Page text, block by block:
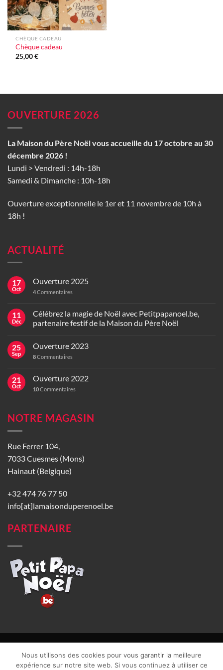
CHÈQUE CADEAU
Chèque cadeau
25,00€
OUVERTURE 2026
La Maison du Père Noël vous accueille du 17 octobre au 30
décembre 2026 !
Lundi > Vendredi : 14h-18h
Samedi & Dimanche : 10h-18h
Ouverture exceptionnelle le 1er et 11 novembre de 10h à
18h !
ACTUALITÉ
17
Oct
Ouverture 2025
4Commentaires
11
Déc
Célébrez la magie de Noël avec Petitpapanoel.be,
partenaire festif de la Maison du Père Noël
25
Sep
Ouverture 2023
8Commentaires
21
Oct
Ouverture 2022
10Commentaires
NOTRE MAGASIN
Rue Ferrer 104,
7033 Cuesmes (Mons)
Hainaut (Belgique)
+32 474 76 77 50
info[at]lamaisonduperenoel.be
PARTENAIRE
CGU| Vie privée| TVA : BE0840965749 | Site web réalisé par
Nous utilisons des cookies pour vous garantir la meilleure
expérience sur notre site web. Si vous continuez à utiliser ce